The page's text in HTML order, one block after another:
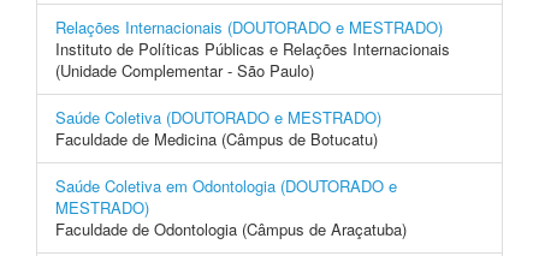
Relações Internacionais (DOUTORADO e MESTRADO)
Instituto de Políticas Públicas e Relações Internacionais
(Unidade Complementar - São Paulo)
Saúde Coletiva (DOUTORADO e MESTRADO)
Faculdade de Medicina (Câmpus de Botucatu)
Saúde Coletiva em Odontologia (DOUTORADO e
MESTRADO)
Faculdade de Odontologia (Câmpus de Araçatuba)